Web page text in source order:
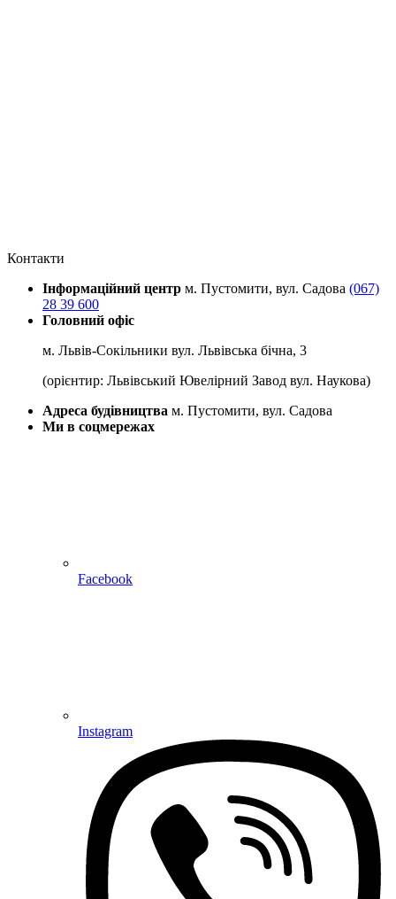
Контакти
Інформаційний центр м. Пустомити, вул. Садова (067)
28 39 600
Головний офіс
м. Львів-Сокільники вул. Львівська бічна, 3
(орієнтир: Львівський Ювелірний Завод вул. Наукова)
Адреса будівництва м. Пустомити, вул. Садова
Ми в соцмережах
Facebook
Instagram